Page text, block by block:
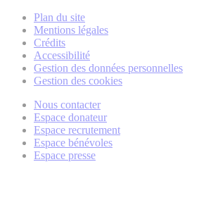
Plan du site
Mentions légales
Crédits
Accessibilité
Gestion des données personnelles
Gestion des cookies
Nous contacter
Espace donateur
Espace recrutement
Espace bénévoles
Espace presse